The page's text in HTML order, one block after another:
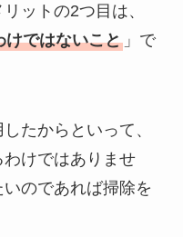
ットの2つ目は、
けではないこと」で
たからといって、
けではありませ
のであれば掃除を